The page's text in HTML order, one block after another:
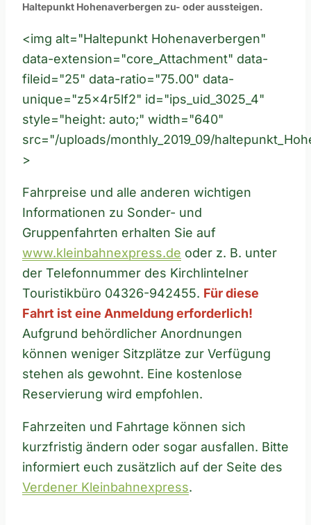
Haltepunkt Hohenaverbergen zu- oder aussteigen.
<img alt="Haltepunkt Hohenaverbergen"
data-extension="core_Attachment" data-
fileid="25" data-ratio="75.00" data-
unique="z5x4r5lf2" id="ips_uid_3025_4"
style="height: auto;" width="640"
src="/uploads/monthly_2019_09/
>
Fahrpreise und alle anderen wichtigen
Informationen zu Sonder- und
Gruppenfahrten erhalten Sie auf
www.kleinbahnexpress.de oder z. B. unter
der Telefonnummer des Kirchlintelner
Touristikbüro 04326-942455. Für diese
Fahrt ist eine Anmeldung erforderlich!
Aufgrund behördlicher Anordnungen
können weniger Sitzplätze zur Verfügung
stehen als gewohnt. Eine kostenlose
Reservierung wird empfohlen.
Fahrzeiten und Fahrtage können sich
kurzfristig ändern oder sogar ausfallen. Bitte
informiert euch zusätzlich auf der Seite des
Verdener Kleinbahnexpress.